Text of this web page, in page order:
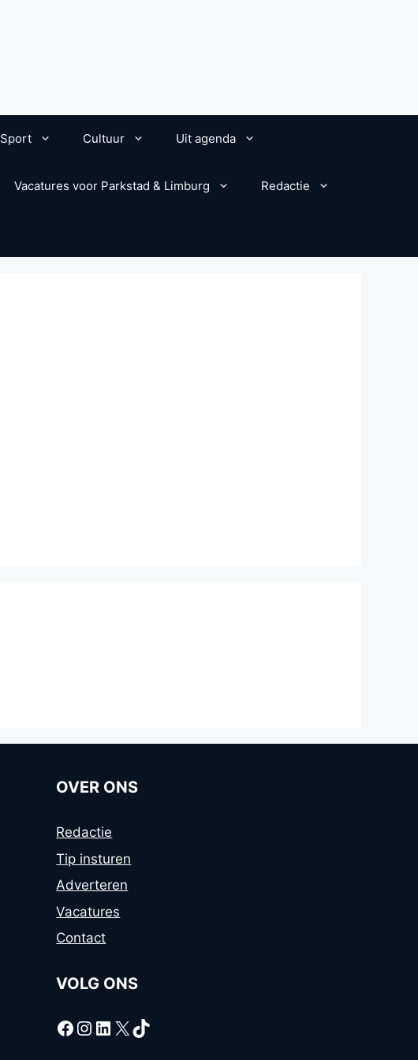
Sport Cultuur Uit agenda
Vacatures voor Parkstad & Limburg Redactie
OVER ONS
Redactie
Tip insturen
Adverteren
Vacatures
Contact
VOLG ONS
Facebook
Instagram
LinkedIn
X TikTok